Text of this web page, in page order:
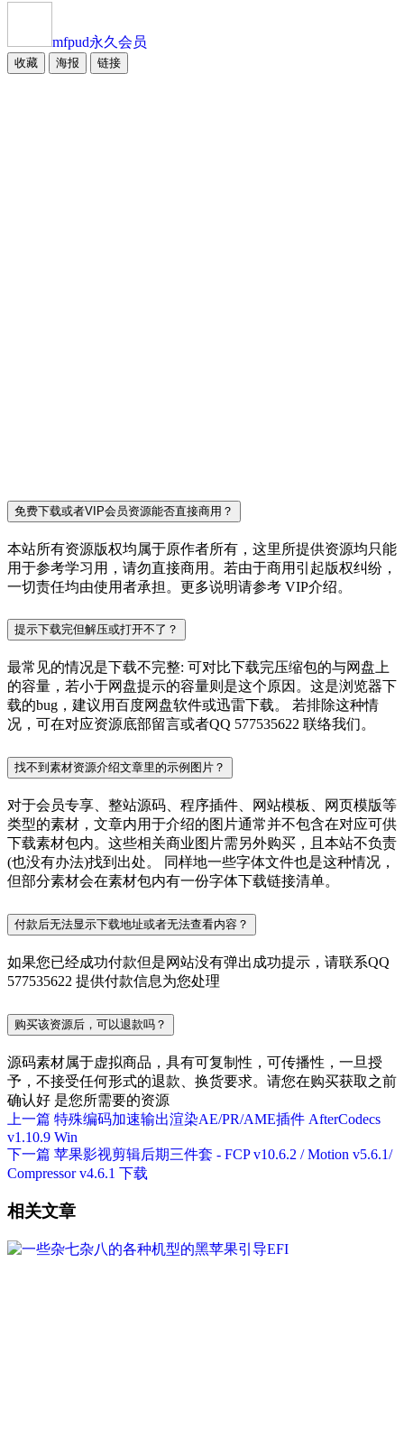
mfpud永久会员
收藏 海报 链接
免费下载或者VIP会员资源能否直接商用？
本站所有资源版权均属于原作者所有，这里所提供资源均只能
用于参考学习用，请勿直接商用。若由于商用引起版权纠纷，
一切责任均由使用者承担。更多说明请参考 VIP介绍。
提示下载完但解压或打开不了？
最常见的情况是下载不完整: 可对比下载完压缩包的与网盘上
的容量，若小于网盘提示的容量则是这个原因。这是浏览器下
载的bug，建议用百度网盘软件或迅雷下载。 若排除这种情
况，可在对应资源底部留言或者QQ 577535622 联络我们。
找不到素材资源介绍文章里的示例图片？
对于会员专享、整站源码、程序插件、网站模板、网页模版等
类型的素材，文章内用于介绍的图片通常并不包含在对应可供
下载素材包内。这些相关商业图片需另外购买，且本站不负责
(也没有办法)找到出处。 同样地一些字体文件也是这种情况，
但部分素材会在素材包内有一份字体下载链接清单。
付款后无法显示下载地址或者无法查看内容？
如果您已经成功付款但是网站没有弹出成功提示，请联系QQ
577535622 提供付款信息为您处理
购买该资源后，可以退款吗？
源码素材属于虚拟商品，具有可复制性，可传播性，一旦授
予，不接受任何形式的退款、换货要求。请您在购买获取之前
确认好 是您所需要的资源
上一篇 特殊编码加速输出渲染AE/PR/AME插件 AfterCodecs
v1.10.9 Win
下一篇 苹果影视剪辑后期三件套 - FCP v10.6.2 / Motion v5.6.1/
Compressor v4.6.1 下载
相关文章